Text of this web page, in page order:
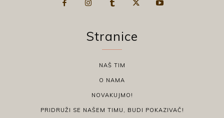
Stranice
NAŠ TIM
O NAMA
NOVAKUJMO!
PRIDRUŽI SE NAŠEM TIMU, BUDI POKAZIVAČ!